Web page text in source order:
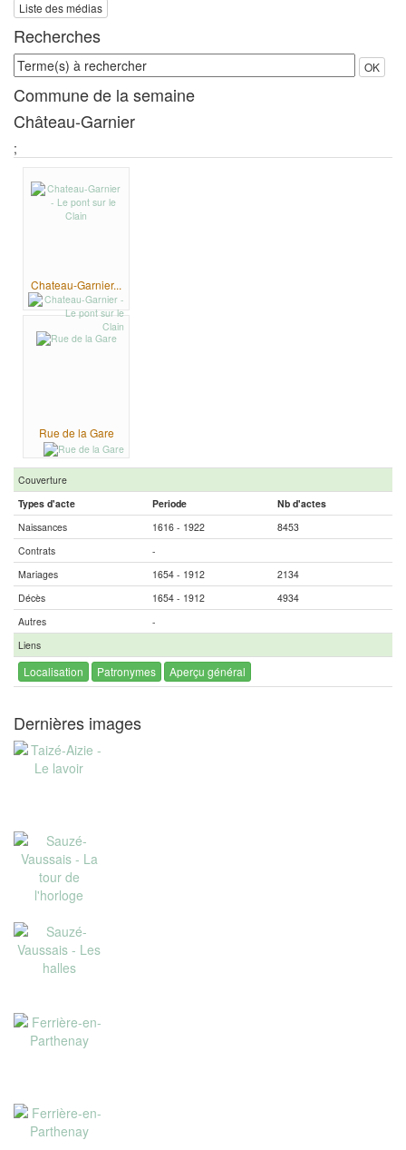
Liste des médias
Recherches
Terme(s)
à
rechercher
OK
Commune de la semaine
Château-Garnier
;
Chateau-Garnier...
Rue de la Gare
Couverture
Types d'acte
Periode
Nb d'actes
Naissances
1616 - 1922
8453
Contrats
-
Mariages
1654 - 1912
2134
Décès
1654 - 1912
4934
Autres
-
Liens
Localisation Patronymes Aperçu général
Dernières images